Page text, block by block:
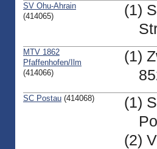
SV Ohu-Ahrain
(414065)
(1)
MTV 1862
Pfaffenhofen/Ilm
(414066)
(1)
SC Postau(414068)
(1)
(2)